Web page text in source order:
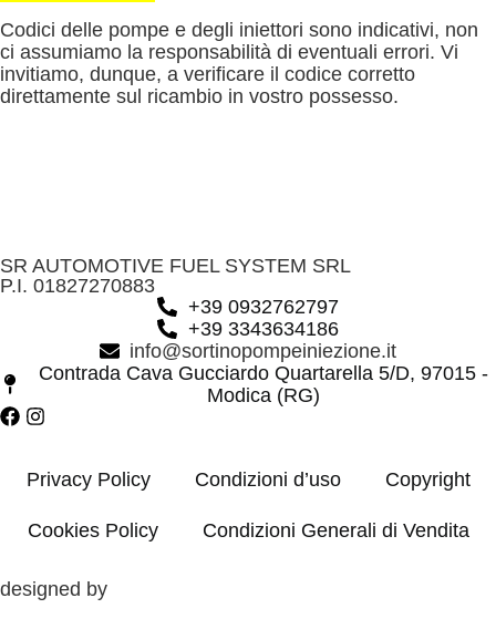
Codici delle pompe e degli iniettori sono indicativi, non
ci assumiamo la responsabilità di eventuali errori. Vi
invitiamo, dunque, a verificare il codice corretto
direttamente sul ricambio in vostro possesso.
SR AUTOMOTIVE FUEL SYSTEM SRL
P.I. 01827270883
+39 0932762797
+39 3343634186
info@sortinopompeiniezione.it
Contrada Cava Gucciardo Quartarella 5/D, 97015 -
Modica (RG)
Privacy Policy Condizioni d’uso Copyright
Cookies Policy Condizioni Generali di Vendita
designed by